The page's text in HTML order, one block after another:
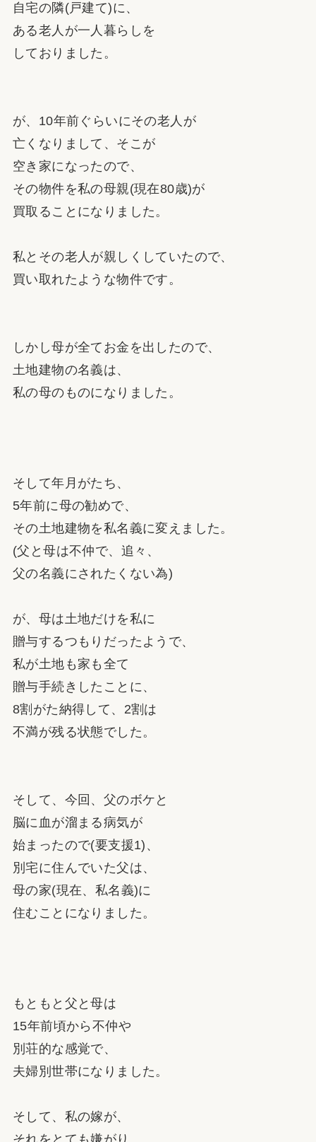
自宅の隣(戸建て)に、
ある老人が一人暮らしを
しておりました。
が、10年前ぐらいにその老人が
亡くなりまして、そこが
空き家になったので、
その物件を私の母親(現在80歳)が
買取ることになりました。
私とその老人が親しくしていたので、
買い取れたような物件です。
しかし母が全てお金を出したので、
土地建物の名義は、
私の母のものになりました。
そして年月がたち、
5年前に母の勧めで、
その土地建物を私名義に変えました。
(父と母は不仲で、追々、
父の名義にされたくない為)
が、母は土地だけを私に
贈与するつもりだったようで、
私が土地も家も全て
贈与手続きしたことに、
8割がた納得して、2割は
不満が残る状態でした。
そして、今回、父のボケと
脳に血が溜まる病気が
始まったので(要支援1)、
別宅に住んでいた父は、
母の家(現在、私名義)に
住むことになりました。
もともと父と母は
15年前頃から不仲や
別荘的な感覚で、
夫婦別世帯になりました。
そして、私の嫁が、